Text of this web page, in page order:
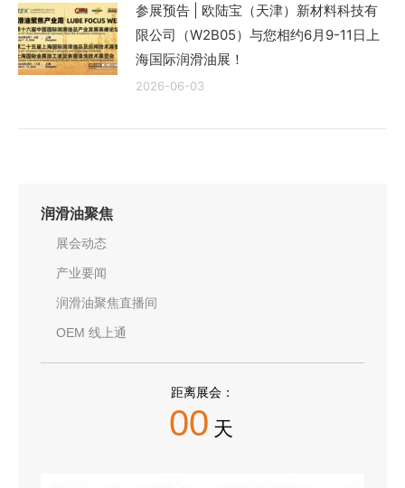
参展预告 | 欧陆宝（天津）新材料科技有
限公司（W2B05）与您相约6月9-11日上
海国际润滑油展！
2026-06-03
润滑油聚焦
展会动态
产业要闻
润滑油聚焦直播间
OEM 线上通
距离展会：
00 天